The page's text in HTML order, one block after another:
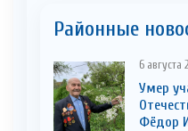
Районные
6 августа
Умер
Фёдор